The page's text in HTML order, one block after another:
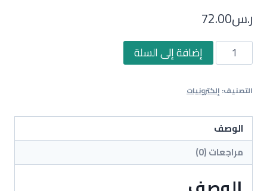
ر.س72.00
كمية
إضاءة
غرف
نوم
الأطفال
إضافة إلى السلة
التصنيف: إلكترونيات
الوصف
مراجعات (0)